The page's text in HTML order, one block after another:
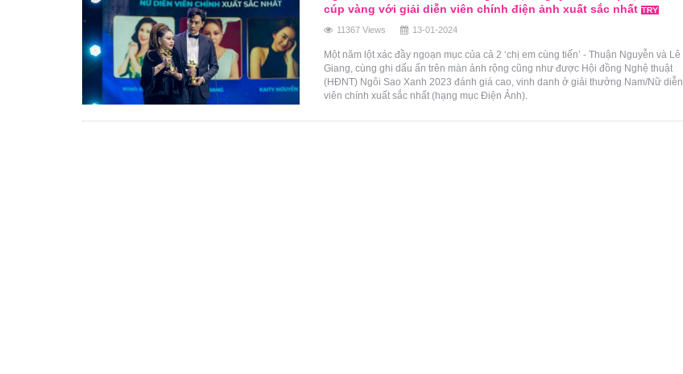
cúp vàng với giải diễn viên chính điện ảnh xuất sắc nhất
11367 Views 13-01-2024
Một năm lột xác đầy ngoạn mục của cả 2 ‘chị em cùng tiến’ - Thuận Nguyễn và Lê
Giang, cùng ghi dấu ấn trên màn ảnh rộng cũng như được Hội đồng Nghệ thuật
(HĐNT) Ngôi Sao Xanh 2023 đánh giá cao, vinh danh ở giải thưởng Nam/Nữ diễn
viên chính xuất sắc nhất (hạng mục Điện Ảnh).